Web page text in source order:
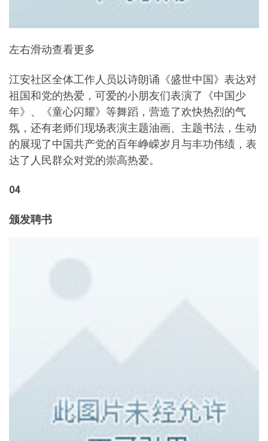
左右滑动查看更多
江安社区全体工作人员以诗朗诵《盛世中国》表达对
祖国和党的热爱，可爱的小朋友们表演了《中国少
年》、《童心闪耀》等舞蹈，营造了欢快热烈的气
氛，还有老师们现场表演主题油画、主题书法，生动
的展现了中国共产党的百年峥嵘岁月与丰功伟绩，表
达了人民群众对党的崇高热爱。
04
颁发聘书